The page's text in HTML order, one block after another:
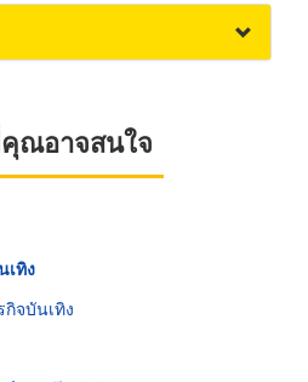
ณอาจสนใจ
เทิง
กิจบันเทิง